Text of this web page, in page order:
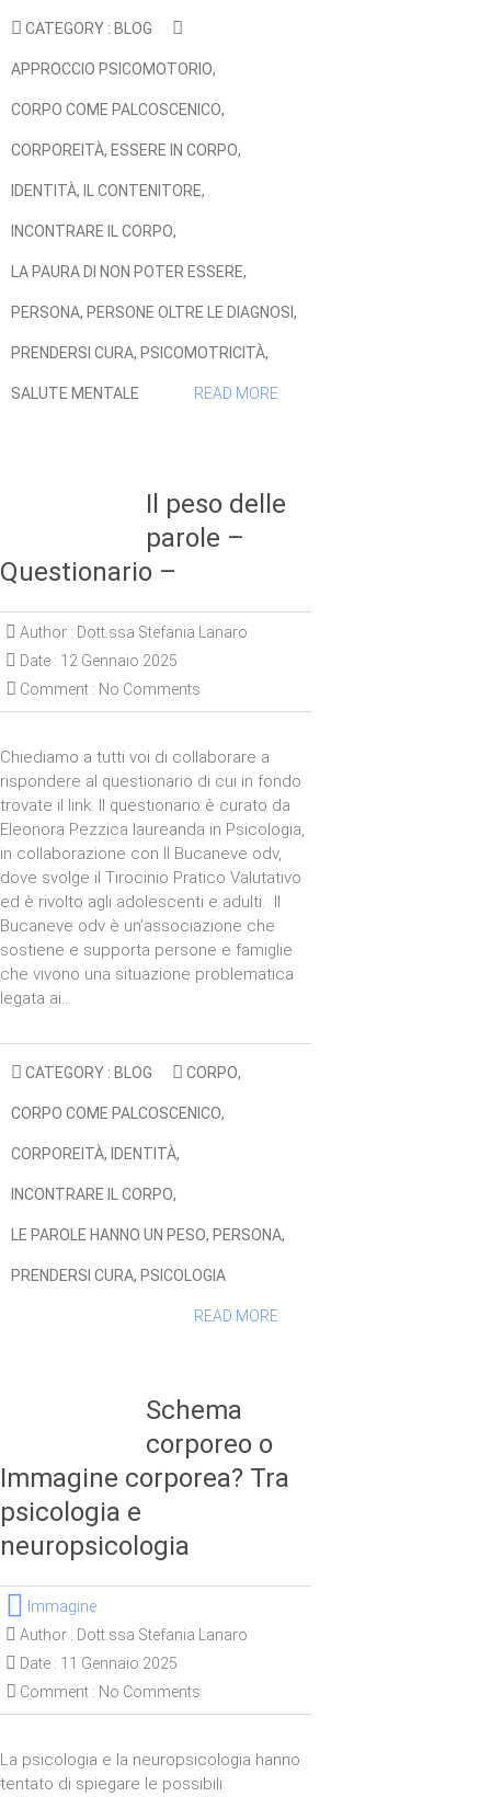
CATEGORY : BLOG
APPROCCIO PSICOMOTORIO,
CORPO COME PALCOSCENICO,
CORPOREITÀ, ESSERE IN CORPO,
IDENTITÀ, IL CONTENITORE,
INCONTRARE IL CORPO,
LA PAURA DI NON POTER ESSERE,
PERSONA, PERSONE OLTRE LE DIAGNOSI ,
PRENDERSI CURA, PSICOMOTRICITÀ,
SALUTE MENTALE READ MORE
Il peso delle
parole –
Questionario –
Author : Dott.ssa Stefania Lanaro
Date : 12 Gennaio 2025
Comment : No Comments
Chiediamo a tutti voi di collaborare a
rispondere al questionario di cui in fondo
trovate il link. Il questionario è curato da
Eleonora Pezzica laureanda in Psicologia,
in collaborazione con Il Bucaneve odv,
dove svolge il Tirocinio Pratico Valutativo
ed è rivolto agli adolescenti e adulti. Il
Bucaneve odv è un’associazione che
sostiene e supporta persone e famiglie
che vivono una situazione problematica
legata ai…
CATEGORY : BLOG CORPO,
CORPO COME PALCOSCENICO,
CORPOREITÀ, IDENTITÀ,
INCONTRARE IL CORPO,
LE PAROLE HANNO UN PESO, PERSONA,
PRENDERSI CURA, PSICOLOGIA
READ MORE
Schema
corporeo o
Immagine corporea? Tra
psicologia e
neuropsicologia
Immagine
Author : Dott.ssa Stefania Lanaro
Date : 11 Gennaio 2025
Comment : No Comments
La psicologia e la neuropsicologia hanno
tentato di spiegare le possibili